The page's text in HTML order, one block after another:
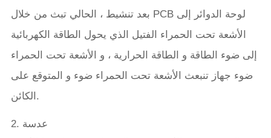
بعد تنشيط ، الحالي تبث من خلال PCB لوحة الدوائر إلى
الأشعة تحت الحمراء الفتيل الذي يحول الطاقة الكهربائية
إلى ضوء الطاقة و الطاقة الحرارية ، و الأشعة تحت الحمراء
ضوء جهاز تنبعث الأشعة تحت الحمراء ضوء و المتوقع على
الكائن.
2. عدسة